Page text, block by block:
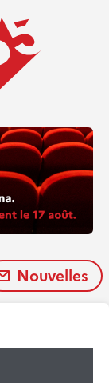
Nouvelles